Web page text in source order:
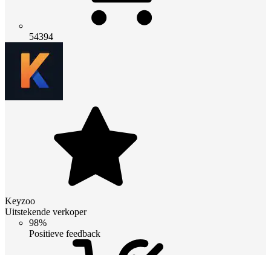
54394
Keyzoo
Uitstekende verkoper
98%
Positieve feedback